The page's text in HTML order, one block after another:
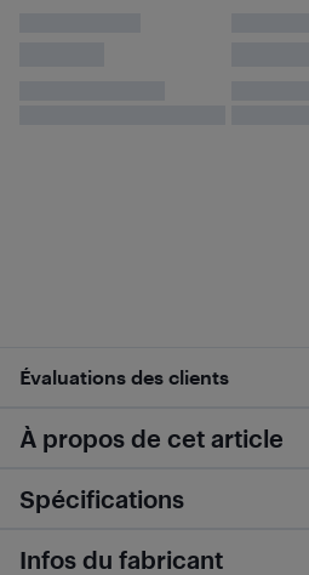
Évaluations des clients
À propos de cet article
Spécifications
Infos du fabricant